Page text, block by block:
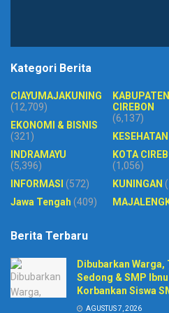
Kategori Berita
CIAYUMAJAKUNING
(12,709)
EKONOMI & BISNIS
(321)
INDRAMAYU
(5,396)
INFORMASI (572)
Jawa Tengah (409)
KABUPATEN
CIREBON
(6,137)
KESEHATAN
KOTA
(1,056)
KUNINGAN
Berita Terbaru
Dibubarkan Warga,
Sedong & SMP
Korbankan Siswa
AGUSTUS 7, 2026